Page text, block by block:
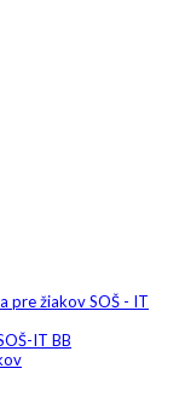
pre žiakov SOŠ - IT
IT BB